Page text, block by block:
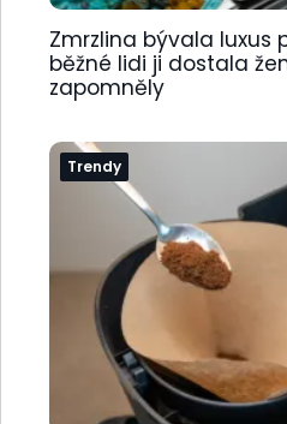
Zmrzlina bývala luxus
běžné lidi ji dostala
zapomněly
Trendy